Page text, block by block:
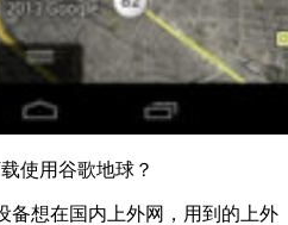
使用谷歌地球？
备想在国内上外网，用到的上外